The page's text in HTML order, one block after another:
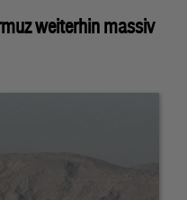
weiterhin massiv